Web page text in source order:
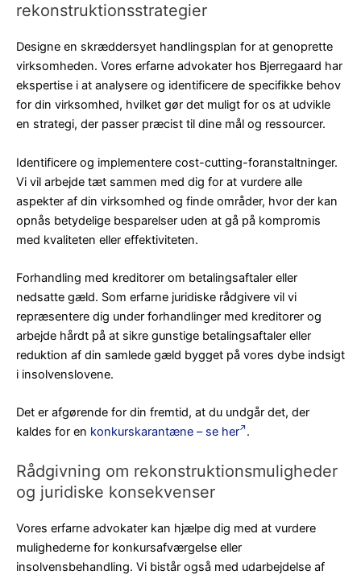
rekonstruktionsstrategier
Designe en skræddersyet handlingsplan for at genoprette
virksomheden. Vores erfarne advokater hos Bjerregaard har
ekspertise i at analysere og identificere de specifikke behov
for din virksomhed, hvilket gør det muligt for os at udvikle
en strategi, der passer præcist til dine mål og ressourcer.
Identificere og implementere cost-cutting-foranstaltninger.
Vi vil arbejde tæt sammen med dig for at vurdere alle
aspekter af din virksomhed og finde områder, hvor der kan
opnås betydelige besparelser uden at gå på kompromis
med kvaliteten eller effektiviteten.
Forhandling med kreditorer om betalingsaftaler eller
nedsatte gæld. Som erfarne juridiske rådgivere vil vi
repræsentere dig under forhandlinger med kreditorer og
arbejde hårdt på at sikre gunstige betalingsaftaler eller
reduktion af din samlede gæld bygget på vores dybe indsigt
i insolvenslovene.
Det er afgørende for din fremtid, at du undgår det, der
kaldes for en konkurskarantæne – se her .
Rådgivning om rekonstruktionsmuligheder
og juridiske konsekvenser
Vores erfarne advokater kan hjælpe dig med at vurdere
mulighederne for konkursafværgelse eller
insolvensbehandling. Vi bistår også med udarbejdelse af